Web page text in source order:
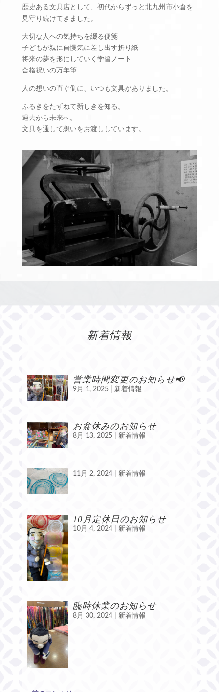
歴史ある文具店として、初代からずっと北九州市小倉を
見守り続けてきました。
大切な人への気持ちを綴る便箋
子どもが親に自慢気に差し出す折り紙
将来の夢を形にしていく学習ノート
合格祝いの万年筆
人の想いの直ぐ側に、いつも文具がありました。
ふるきをたずねて新しきを知る。
過去から未来へ。
文具を通して想いをお渡ししています。
新着情報
営業時間変更のお知らせ📢
9月 1, 2025 新着情報
お盆休みのお知らせ
8月 13, 2025 新着情報
11月 2, 2024 新着情報
10月定休日のお知らせ
10月 4, 2024 新着情報
臨時休業のお知らせ
8月 30, 2024 新着情報